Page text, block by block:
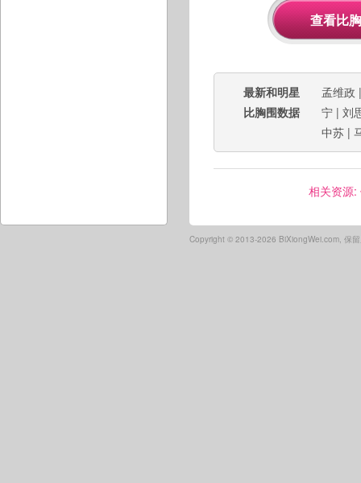
最新和明星
比胸围数据
孟维政
宁 | 刘
中苏 |
相关资源:
Copyright © 2013-2026 BiXiongWei.com, 保